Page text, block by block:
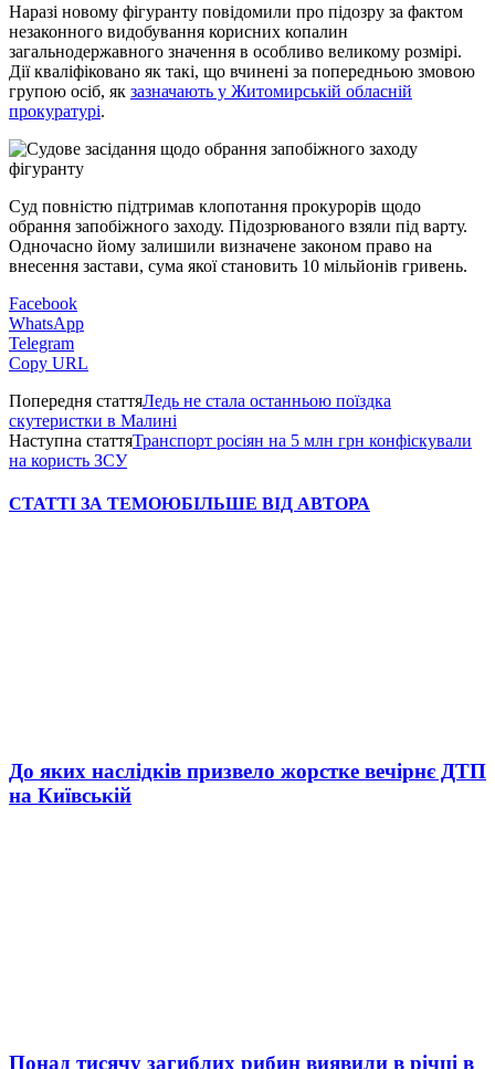
Наразі новому фігуранту повідомили про підозру за фактом
незаконного видобування корисних копалин
загальнодержавного значення в особливо великому розмірі.
Дії кваліфіковано як такі, що вчинені за попередньою змовою
групою осіб, як зазначають у Житомирській обласній
прокуратурі.
Суд повністю підтримав клопотання прокурорів щодо
обрання запобіжного заходу. Підозрюваного взяли під варту.
Одночасно йому залишили визначене законом право на
внесення застави, сума якої становить 10 мільйонів гривень.
Facebook
WhatsApp
Telegram
Copy URL
Попередня статтяЛедь не стала останньою поїздка
скутеристки в Малині
Наступна статтяТранспорт росіян на 5 млн грн конфіскували
на користь ЗСУ
СТАТТІ ЗА ТЕМОЮБІЛЬШЕ ВІД АВТОРА
До яких наслідків призвело жорстке вечірнє ДТП
на Київській
Понад тисячу загиблих рибин виявили в річці в